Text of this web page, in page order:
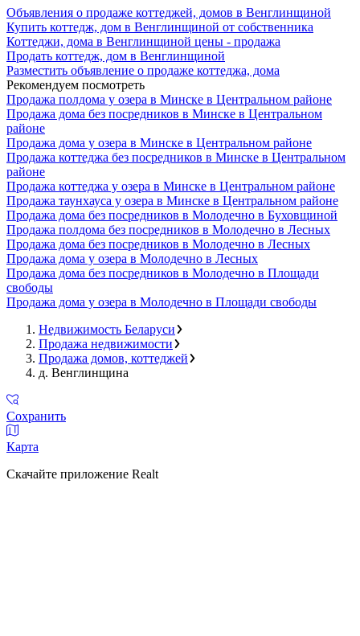
Объявления о продаже коттеджей, домов в Венглинщиной
Купить коттедж, дом в Венглинщиной от собственника
Коттеджи, дома в Венглинщиной цены - продажа
Продать коттедж, дом в Венглинщиной
Разместить объявление о продаже коттеджа, дома
Рекомендуем посмотреть
Продажа полдома у озера в Минске в Центральном районе
Продажа дома без посредников в Минске в Центральном
районе
Продажа дома у озера в Минске в Центральном районе
Продажа коттеджа без посредников в Минске в Центральном
районе
Продажа коттеджа у озера в Минске в Центральном районе
Продажа таунхауса у озера в Минске в Центральном районе
Продажа дома без посредников в Молодечно в Буховщиной
Продажа полдома без посредников в Молодечно в Лесных
Продажа дома без посредников в Молодечно в Лесных
Продажа дома у озера в Молодечно в Лесных
Продажа дома без посредников в Молодечно в Площади
свободы
Продажа дома у озера в Молодечно в Площади свободы
Недвижимость Беларуси
Продажа недвижимости
Продажа домов, коттеджей
д. Венглинщина
Сохранить
Карта
Скачайте приложение Realt